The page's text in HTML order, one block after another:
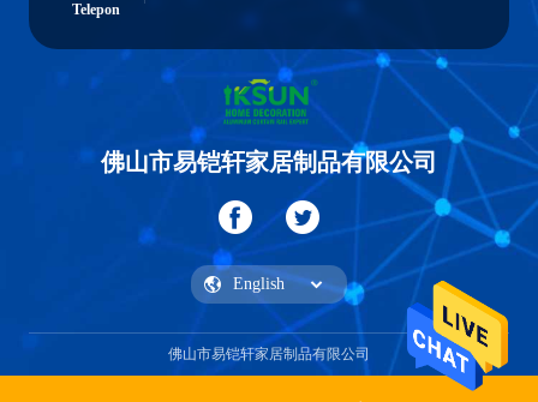
Telepon
佛山市易铠轩家居制品有限公司
佛山市易铠轩家居制品有限公司